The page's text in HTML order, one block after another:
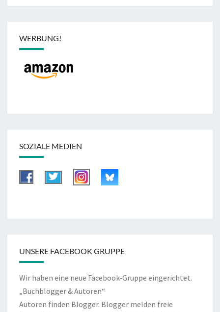
WERBUNG!
SOZIALE MEDIEN
UNSERE FACEBOOK GRUPPE
Wir haben eine neue Facebook-Gruppe eingerichtet.
„Buchblogger & Autoren“
Autoren finden Blogger. Blogger melden freie